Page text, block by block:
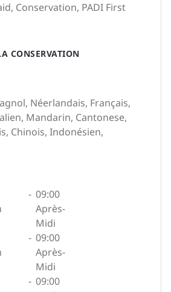
Conservation, PADI First
CONSERVATION
Néerlandais, Français,
Mandarin, Cantonese,
Chinois, Indonésien,
- 09:00
Après-
Midi
- 09:00
Après-
Midi
- 09:00